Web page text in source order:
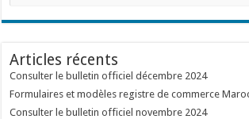
Articles récents
Consulter le bulletin officiel décembre 2024
Formulaires et modèles registre de commerce
Consulter le bulletin officiel novembre 2024